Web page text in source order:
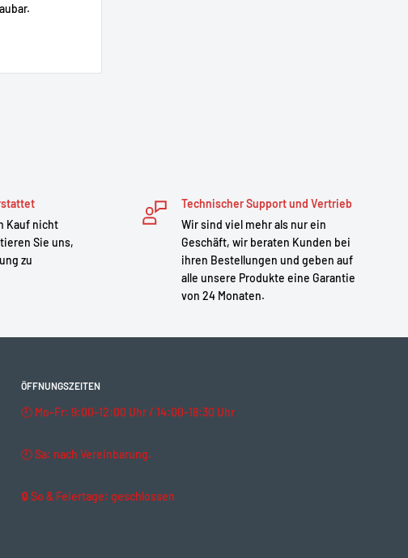
Kauf nicht
Sie uns,
zu
Technischer Support und Vertrieb
Wir sind viel mehr als nur ein
Geschäft, wir beraten Kunden bei
ihren Bestellungen und geben auf
alle unsere Produkte eine Garantie
von 24 Monaten.
ÖFFNUNGSZEITEN
🕘 Mo–Fr: 9:00–12:00 Uhr / 14:00–18:30 Uhr
🕘 Sa: nach Vereinbarung.
🔒 So & Feiertage: geschlossen